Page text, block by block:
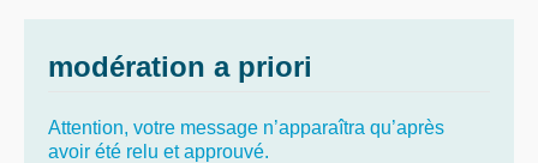
modération a priori
Attention, votre message n’apparaîtra qu’après
avoir été relu et approuvé.